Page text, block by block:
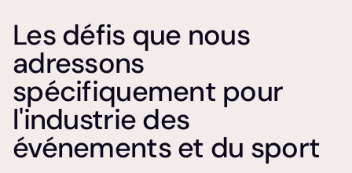
Les défis que nous
adressons
spécifiquement pour
l'industrie des
événements et du sport